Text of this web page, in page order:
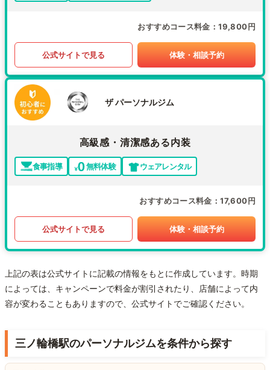
おすすめコース料金 19,800円
公式サイトで見る 体験・相談予約
ザ パーソナルジム
高級感・清潔感ある内装
食事指導 無料体験 ウェアレンタル
おすすめコース料金 17,600円
公式サイトで見る 体験・相談予約
上記の表は公式サイトに記載の情報をもとに作成しています。時期
によっては、キャンペーンで料金が割引されたり、店舗によって内
容が変わることもありますので、公式サイトでご確認ください。
三ノ輪橋駅のパーソナルジムを条件から探す